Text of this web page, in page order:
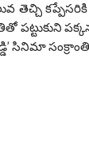
తెచ్చి
పట్టుకుని
సంక్రాంతి